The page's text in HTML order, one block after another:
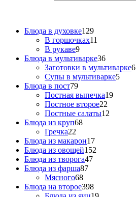
Блюда в духовке129
В горшочках11
В рукаве9
Блюда в мультиварке36
Заготовки в мультиварке6
Супы в мультиварке5
Блюда в пост79
Постная выпечка19
Постное второе22
Постные салаты12
Блюда из круп68
Гречка22
Блюда из макарон17
Блюда из овощей152
Блюда из творога47
Блюда из фарша87
Мясного68
Блюда на второе398